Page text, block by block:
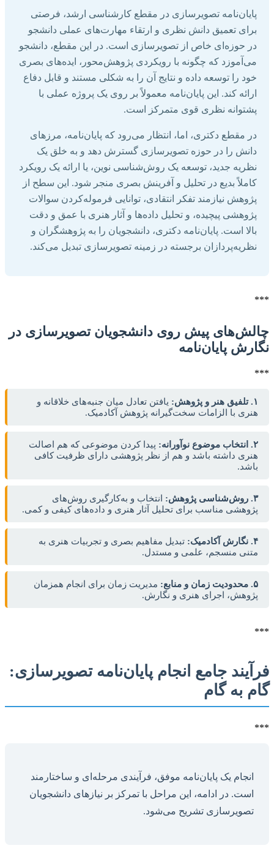
پایان‌نامه تصویرسازی در مقطع کارشناسی ارشد، فرصتی
برای تعمیق دانش نظری و ارتقاء مهارت‌های عملی دانشجو
در حوزه‌ای خاص از تصویرسازی است. در این مقطع، دانشجو
می‌آموزد که چگونه با رویکردی پژوهش‌محور، ایده‌های بصری
خود را توسعه داده و نتایج آن را به شکلی مستند و قابل دفاع
ارائه کند. این پایان‌نامه معمولاً بر روی یک پروژه عملی با
پشتوانه نظری قوی متمرکز است.
در مقطع دکتری، اما، انتظار می‌رود که پایان‌نامه، مرزهای
دانش را در حوزه تصویرسازی گسترش دهد و به خلق یک
نظریه جدید، توسعه یک روش‌شناسی نوین، یا ارائه یک رویکرد
کاملاً بدیع در تحلیل و آفرینش بصری منجر شود. این سطح از
پژوهش نیازمند تفکر انتقادی، توانایی فرموله‌کردن سوالات
پژوهشی پیچیده، و تحلیل داده‌ها و آثار هنری با عمق و دقت
بالا است. پایان‌نامه دکتری، دانشجویان را به پژوهشگران و
نظریه‌پردازان برجسته در زمینه تصویرسازی تبدیل می‌کند.
***
چالش‌های پیش روی دانشجویان تصویرسازی در
نگارش پایان‌نامه
***
۱. تلفیق هنر و پژوهش:
یافتن تعادل میان جنبه‌های خلاقانه و
هنری با الزامات سخت‌گیرانه پژوهش آکادمیک.
۲. انتخاب موضوع نوآورانه:
پیدا کردن موضوعی که هم اصالت
هنری داشته باشد و هم از نظر پژوهشی دارای ظرفیت کافی
باشد.
۳. روش‌شناسی پژوهش:
انتخاب و به‌کارگیری روش‌های
پژوهشی مناسب برای تحلیل آثار هنری و داده‌های کیفی و کمی.
۴. نگارش آکادمیک:
تبدیل مفاهیم بصری و تجربیات هنری به
متنی منسجم، علمی و مستدل.
۵. محدودیت زمان و منابع:
مدیریت زمان برای انجام همزمان
پژوهش، اجرای هنری و نگارش.
***
فرآیند جامع انجام پایان‌نامه تصویرسازی:
گام به گام
***
انجام یک پایان‌نامه موفق، فرآیندی مرحله‌ای و ساختارمند
است. در ادامه، این مراحل با تمرکز بر نیازهای دانشجویان
تصویرسازی تشریح می‌شود.